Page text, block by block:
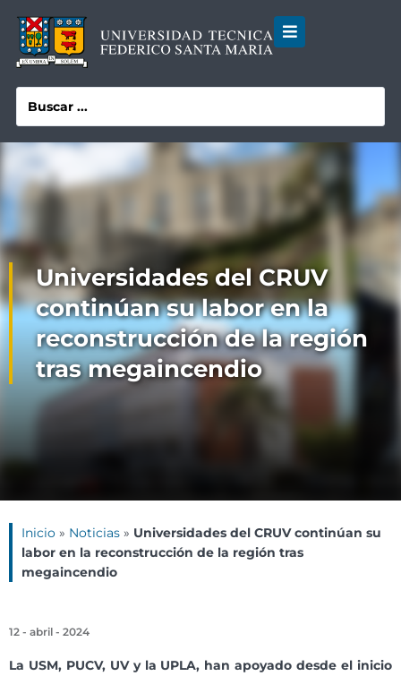
Universidades del CRUV
continúan su labor en la
reconstrucción de la región
tras megaincendio
Inicio » Noticias » Universidades del CRUV continúan su
labor en la reconstrucción de la región tras
megaincendio
12 - abril - 2024
La USM, PUCV, UV y la UPLA, han apoyado desde el inicio